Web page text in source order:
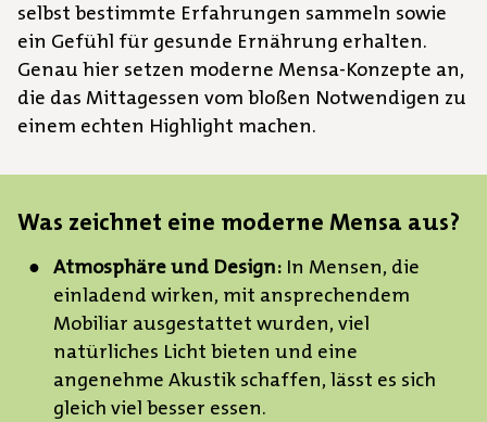
selbst bestimmte Erfahrungen sammeln sowie
ein Gefühl für gesunde Ernährung erhalten.
Genau hier setzen moderne Mensa-Konzepte an,
die das Mittagessen vom bloßen Notwendigen zu
einem echten Highlight machen.
Was zeichnet eine moderne Mensa aus?
Atmosphäre und Design: In Mensen, die
einladend wirken, mit ansprechendem
Mobiliar ausgestattet wurden, viel
natürliches Licht bieten und eine
angenehme Akustik schaffen, lässt es sich
gleich viel besser essen.